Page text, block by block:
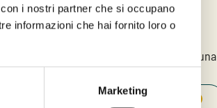
i nostri partner che si occupano
informazioni che hai fornito loro o
Marketing
con noi
per fissare una
ora Scegli il giorno e l’ora